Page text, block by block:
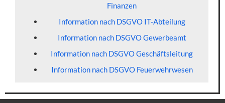
Finanzen
Information nach DSGVO IT-Abteilung
Information nach DSGVO Gewerbeamt
Information nach DSGVO Geschäftsleitung
Information nach DSGVO Feuerwehrwesen